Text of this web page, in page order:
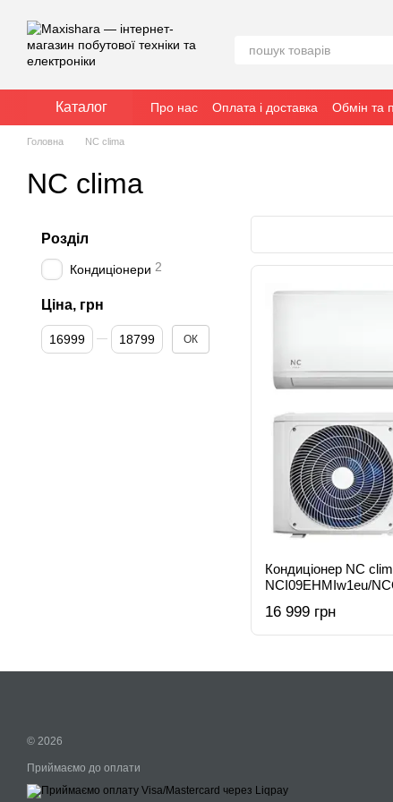
Каталог Про нас Оплата і доставка Обмін та
Головна NC clima
NC clima
Кондиціонер NC
NCI09EHMIw1eu/
16 999 грн
Розділ
Кондиціонери 2
Ціна, грн
Від Ціна, грн
До Ціна, грн ОК
© 2026
Приймаємо до оплати